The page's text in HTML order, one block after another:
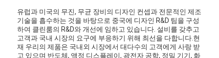
유럽과 미국의 무진, 무균 장비의 디자인 컨셉과 전문적인 제조
기술을 흡수하는 것을 바탕으로 중국에 디자인 R&D 팀을 구성
하여 클린룸의 R&D와 개선에 임하고 있습니다. 설비를 갖추고
고객과 국내 시장의 요구에 부응하기 위해 최선을 다합니다.현
재 우리의 제품은 국내외 시장에서 대다수의 고객에게 사랑 받
고 있으며 반도체, 액정 디스플레이, 광전자 공학, 정밀 기기, 화